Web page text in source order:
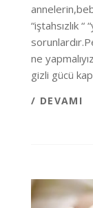
“iştahsızlık
ne
gizli gücü
/ DEVAMI